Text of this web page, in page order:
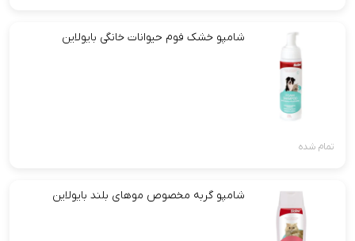
شامپو خشک فوم حیوانات خانگی بایولاین
تمام شده
شامپو گربه مخصوص موهای بلند بایولاین